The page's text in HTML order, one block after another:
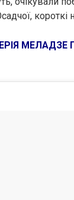
короткі
МЕЛАДЗЕ